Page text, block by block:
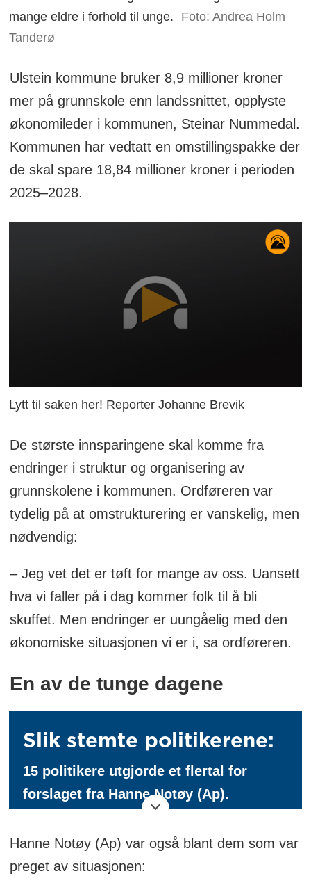
mange eldre i forhold til unge.
Foto: Andrea Holm
Tanderø
Ulstein kommune bruker 8,9 millioner kroner
mer på grunnskole enn landssnittet, opplyste
økonomileder i kommunen, Steinar Nummedal.
Kommunen har vedtatt en omstillingspakke der
de skal spare 18,84 millioner kroner i perioden
2025–2028.
Lytt til saken her! Reporter Johanne Brevik
De største innsparingene skal komme fra
endringer i struktur og organisering av
grunnskolene i kommunen. Ordføreren var
tydelig på at omstrukturering er vanskelig, men
nødvendig:
– Jeg vet det er tøft for mange av oss. Uansett
hva vi faller på i dag kommer folk til å bli
skuffet. Men endringer er uungåelig med den
økonomiske situasjonen vi er i, sa ordføreren.
En av de tunge dagene
Slik stemte politikerene:
15 politikere utgjorde et flertal for
forslaget fra Hanne Notøy (Ap).
- Oscar Overvåg Tafjord (H)
Hanne Notøy (Ap) var også blant dem som var
preget av situasjonen: